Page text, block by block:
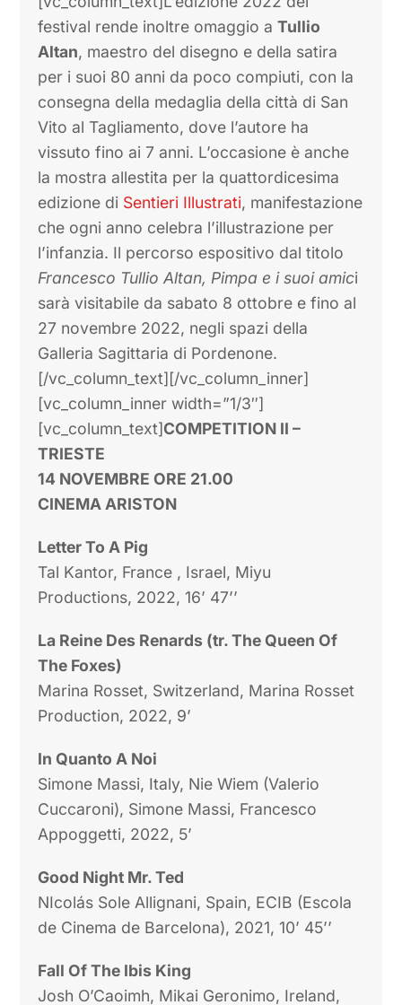
festival rende inoltre omaggio aTullio
Altan, maestro del disegno e della satira
per i suoi 80 anni da poco compiuti, con la
consegna della medaglia della città di San
Vito al Tagliamento, dove l’autore ha
vissuto fino ai 7 anni. L’occasione è anche
la mostra allestita per la quattordicesima
edizione di Sentieri Illustrati, manifestazione
che ogni anno celebra l’illustrazione per
l’infanzia. Il percorso espositivo dal titolo
Francesco Tullio Altan, Pimpa e i suoi amici
sarà visitabile da sabato 8 ottobre e fino al
27 novembre 2022, negli spazi della
Galleria Sagittaria di Pordenone.
[/vc_column_text][/vc_column_inner]
[vc_column_inner width=”1/3″]
[vc_column_text]COMPETITION II –
TRIESTE
14 NOVEMBRE ORE 21.00
CINEMA ARISTON
Letter To A Pig
Tal Kantor, France , Israel, Miyu
Productions, 2022, 16’ 47’’
La Reine Des Renards (tr. The Queen Of
The Foxes)
Marina Rosset, Switzerland, Marina Rosset
Production, 2022, 9’
In Quanto A Noi
Simone Massi, Italy, Nie Wiem (Valerio
Cuccaroni), Simone Massi, Francesco
Appoggetti, 2022, 5’
Good Night Mr. Ted
NIcolás Sole Allignani, Spain, ECIB (Escola
de Cinema de Barcelona), 2021, 10’ 45’’
Fall Of The Ibis King
Josh O’Caoimh, Mikai Geronimo, Ireland,